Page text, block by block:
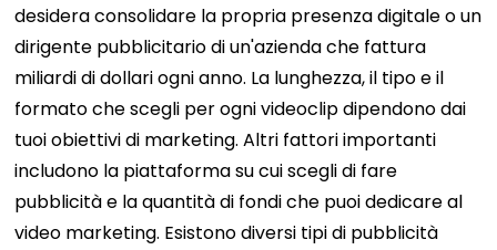
desidera consolidare la propria presenza digitale o un
dirigente pubblicitario di un'azienda che fattura
miliardi di dollari ogni anno. La lunghezza, il tipo e il
formato che scegli per ogni videoclip dipendono dai
tuoi obiettivi di marketing. Altri fattori importanti
includono la piattaforma su cui scegli di fare
pubblicità e la quantità di fondi che puoi dedicare al
video marketing. Esistono diversi tipi di pubblicità